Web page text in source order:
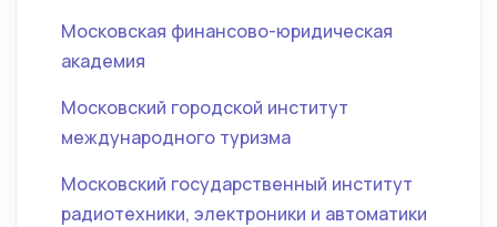
Московская финансово-юридическая
академия
Московский городской институт
международного туризма
Московский государственный институт
радиотехники, электроники и автоматики